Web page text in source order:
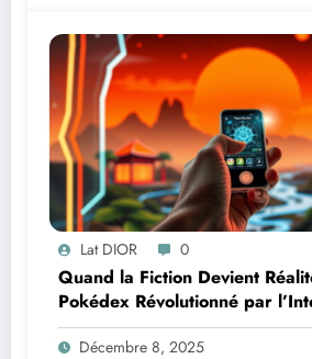
Lat DIOR 0
Quand la Fiction Devient
Pokédex Révolutionné par
Artificielle
Décembre 8, 2025